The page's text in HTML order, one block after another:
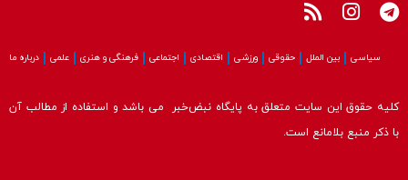
سیاسی بین الملل حقوقی ورزشی اقتصادی اجتماعی فرهنگی و هنری علمی درباره ما
کلیه حقوق این سایت متعلق به پایگاه نبض‌خبر می باشد و استفاده از مطالب آن
با ذکر منبع بلامانع است.